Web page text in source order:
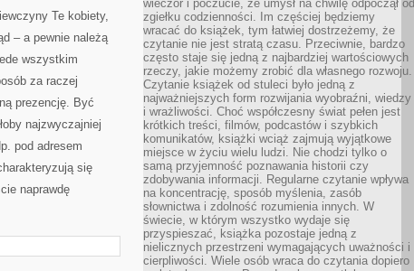
Te kobiety,
– a pewnie należą
wszystkim
za raczej
prezencję. Być
najzwyczajniej
pod adresem
się
naprawdę
wieczór i poczucie, że umysł na chwilę odpoczął od
zgiełku codzienności. Im częściej będziemy
wracać do książek, tym łatwiej dostrzeżemy, że
czytanie nie jest stratą czasu. Przeciwnie, bardzo
często staje się jedną z najbardziej wartościowych
rzeczy, jakie możemy zrobić dla własnego rozwoju.
Czytanie książek od stuleci było jedną z
najważniejszych form rozwijania wyobraźni, wiedzy
i wrażliwości. Choć współczesny świat pełen jest
krótkich treści, filmów, podcastów i szybkich
komunikatów, książki wciąż zajmują wyjątkowe
miejsce w życiu wielu ludzi. Nie chodzi tylko o
samą przyjemność poznawania historii czy
zdobywania informacji. Regularne czytanie wpływa
na koncentrację, sposób myślenia, zasób
słownictwa i zdolność rozumienia innych. W
świecie, w którym wszystko wydaje się
przyspieszać, książka pozostaje jedną z
nielicznych przestrzeni wymagających uważności i
cierpliwości. Wiele osób wraca do czytania dopiero